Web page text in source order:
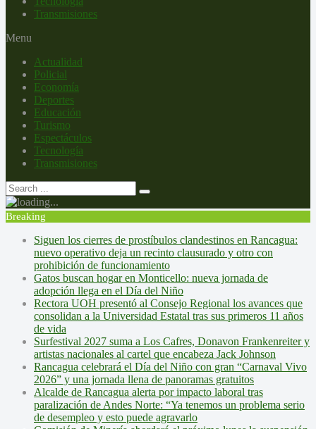
Transmisiones
Menu
Actualidad
Policial
Economía
Deportes
Educación
Turismo
Espectáculos
Tecnología
Transmisiones
Breaking
Siguen los cierres de prostíbulos clandestinos en Rancagua:
nuevo operativo deja un recinto clausurado y otro con
prohibición de funcionamiento
Gatos buscan hogar en Monticello: nueva jornada de
adopción llega en el Día del Niño
Rectora UOH presentó al Consejo Regional los avances que
consolidan a la Universidad Estatal tras sus primeros 11 años
de vida
Surfestival 2027 suma a Los Cafres, Donavon Frankenreiter y
artistas nacionales al cartel que encabeza Jack Johnson
Rancagua celebrará el Día del Niño con gran “Carnaval Vivo
2026” y una jornada llena de panoramas gratuitos
Alcalde de Rancagua alerta por impacto laboral tras
paralización de Andes Norte: “Ya tenemos un problema serio
de desempleo y esto puede agravarlo